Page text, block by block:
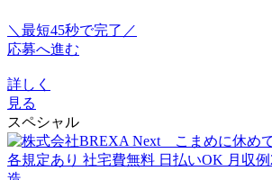
＼最短45秒で完了／
応募へ進む
詳しく
見る
スペシャル